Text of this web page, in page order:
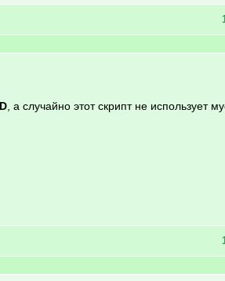
, а случайно этот скрипт не использует